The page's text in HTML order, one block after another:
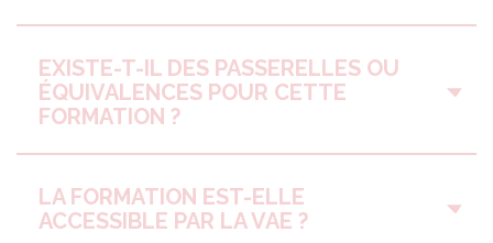
EXISTE-T-IL DES PASSERELLES OU
ÉQUIVALENCES POUR CETTE
FORMATION ?
LA FORMATION EST-ELLE
ACCESSIBLE PAR LA VAE ?